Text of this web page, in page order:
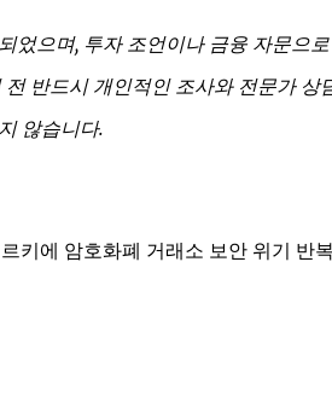
었으며, 투자 조언이나 금융 자문으
반드시 개인적인 조사와 전문가
않습니다.
키에 암호화폐 거래소 보안 위기 반복